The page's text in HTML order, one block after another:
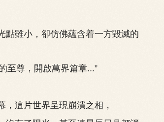
雖小，卻仿佛蘊含着一方毀滅的
尊，開啟萬界篇章...”
這片世界呈現崩潰之相，